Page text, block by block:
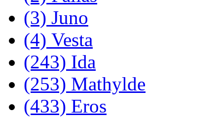
(3) Juno
(4) Vesta
(243) Ida
(253) Mathylde
(433) Eros